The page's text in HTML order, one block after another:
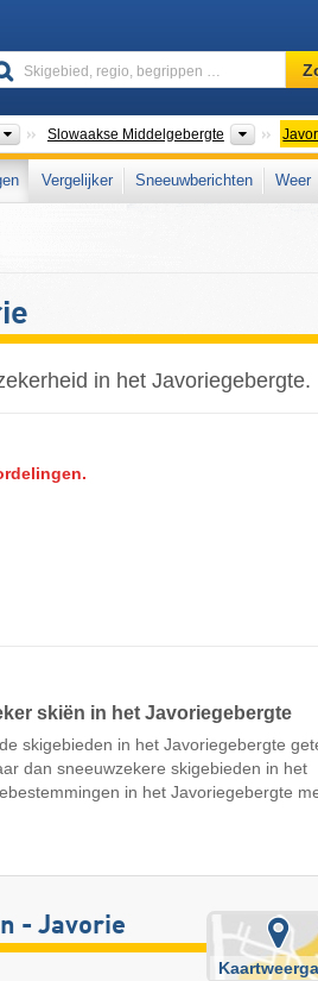
…
Slowaakse Middelgebergte
Vergelijker Sneeuwberichten Weer
in het Javoriegebergte.
skiën in het Javoriegebergte
skigebieden in het Javoriegebergte
dan sneeuwzekere skigebieden in het
in het Javoriegebergte
- Javorie